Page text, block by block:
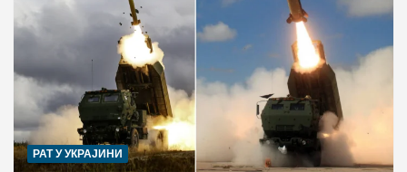
РАТ У УКРАЈИНИ